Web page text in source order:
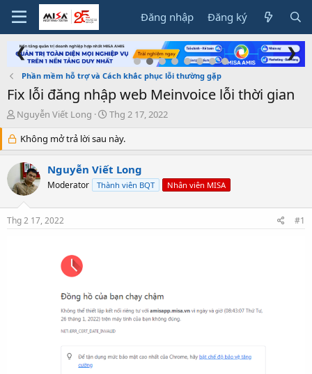
Đăng nhập Đăng ký
❮ ❯
Phần mềm hỗ trợ và Cách khắc phục lỗi thường gặp
Fix lỗi đăng nhập web Meinvoice lỗi thời gian
T
r
e
a
d
s
r
Nguyễn Viết Long
N
à
y
g
ử
i
Thg 2 17, 2022
Không mở trả lời sau này.
Nguyễn Viết Long
Moderator Thành viên BQT Nhân viên MISA
Thg 2 17, 2022 #1